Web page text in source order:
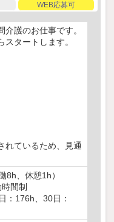
WEB応募可
護のお仕事です。
タートします。
れているため、見通
8h、休憩1h）
間制
：176h、30日：